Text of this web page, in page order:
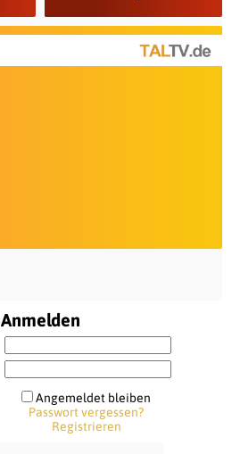
Anmelden
Angemeldet bleiben
Passwort vergessen?
Registrieren